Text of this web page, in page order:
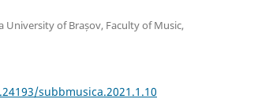
University of Brașov, Faculty of Music,
subbmusica.2021.1.10